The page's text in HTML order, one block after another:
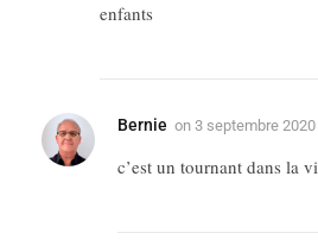
enfants
Bernie on 3 septembre
c’est un tournant dans la